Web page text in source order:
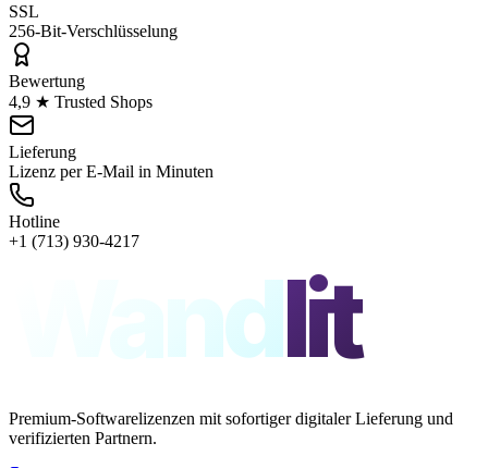
SSL
256-Bit-Verschlüsselung
Bewertung
4,9 ★ Trusted Shops
Lieferung
Lizenz per E-Mail in Minuten
Hotline
+1 (713) 930-4217
Wandlit
Premium-Softwarelizenzen mit sofortiger digitaler Lieferung und
verifizierten Partnern.